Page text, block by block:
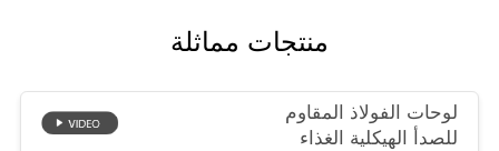
POLICY
منتجات مماثلة
لوحات الفولاذ المقاوم
للصدأ الهيكلية الغذاء